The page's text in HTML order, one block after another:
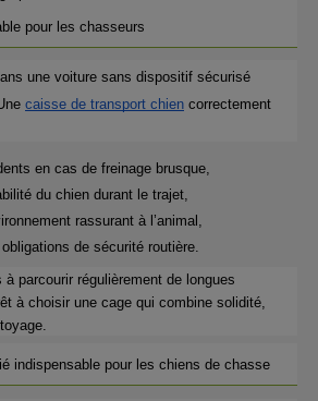
pour les chasseurs
une voiture sans dispositif sécurisé
caisse de transport chien correctement
en cas de freinage brusque,
du chien durant le trajet,
rassurant à l’animal,
de sécurité routière.
à parcourir régulièrement de longues
à choisir une cage qui combine solidité,
indispensable pour les chiens de chasse